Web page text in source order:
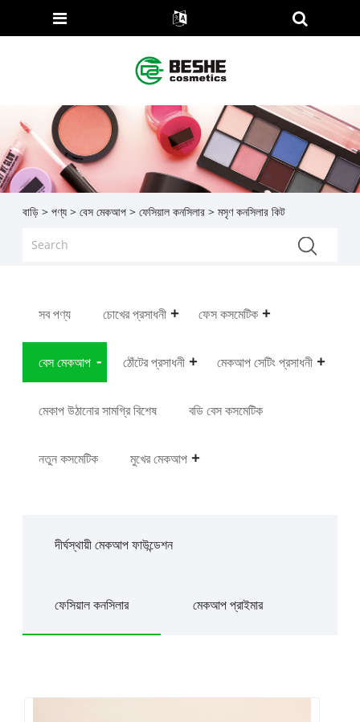
বাড়ি > পণ্য> বেস মেকআপ> ফেসিয়াল কনসিলার> মসৃণ কনসিলার কিট
সব পণ্য চোখের প্রসাধনী ফেস কসমেটিক
বেস মেকআপ ঠোঁটের প্রসাধনী মেকআপ সেটিং প্রসাধনী
মেকাপ উঠানোর সামগ্রি বিশেষ বডি বেস কসমেটিক
নতুন কসমেটিক মুখের মেকআপ
দীর্ঘস্থায়ী মেকআপ ফাউন্ডেশন
ফেসিয়াল কনসিলার মেকআপ প্রাইমার